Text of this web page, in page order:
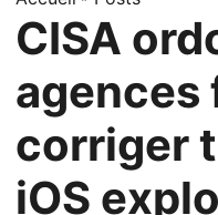
CISA
agences
corriger
iOS